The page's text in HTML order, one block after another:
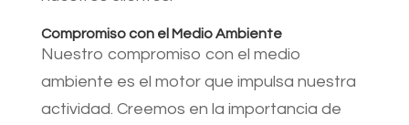
Compromiso con el Medio Ambiente
Nuestro compromiso con el medio
ambiente es el motor que impulsa nuestra
actividad. Creemos en la importancia de